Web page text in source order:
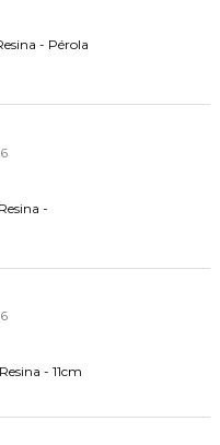
- Pérola
-
- 11cm